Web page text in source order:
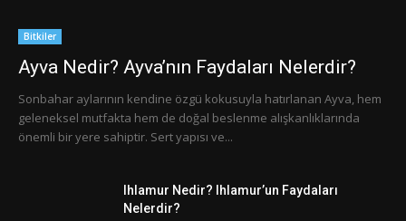
Bitkiler
Ayva Nedir? Ayva’nın Faydaları Nelerdir?
Sonbahar aylarının kendine özgü kokusuyla hatırlanan Ayva, hem
geleneksel mutfakta hem de doğal beslenme alışkanlıklarında
önemli bir yere sahiptir. Sert yapısı ve...
Ihlamur Nedir? Ihlamur’un Faydaları
Nelerdir?